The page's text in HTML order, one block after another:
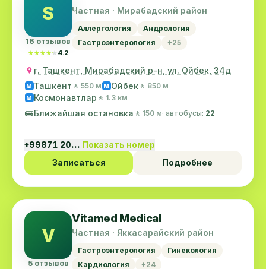
S
16 отзывов
★★★★★
★★★★★ 4.2
Частная · Мирабадский район
Аллергология
Андрология
Гастроэнтерология
+25
г. Ташкент, Мирабадский р-н, ул. Ойбек, 34д
M Ташкент 🚶 550 м M Ойбек 🚶 850 м
M Космонавтлар 🚶 1.3 км
🚌Ближайшая остановка 🚶 150 м· автобусы: 22
+99871 20… Показать номер
Записаться
Подробнее
V
5 отзывов
Vitamed Medical
Частная · Яккасарайский район
Гастроэнтерология
Гинекология
Кардиология
+24